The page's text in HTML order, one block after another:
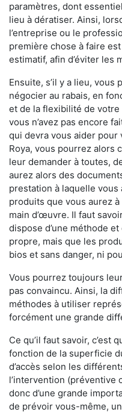
paramètres, dont
lieu à dératiser. Ainsi,
l’entreprise ou le
première chose à faire
estimatif, afin d’éviter les
Ensuite, s’il y a lieu,
négocier au rabais, en
et de la flexibilité de
vous n’avez pas encore
qui devra vous aider
Roya, vous pourrez alors
leur demander à toutes,
aurez alors des
prestation à laquelle
produits que vous aurez
main d’œuvre. Il faut
dispose d’une méthode
propre, mais que les
bios et sans danger, ni
Vous pourrez toujours
pas convaincu. Ainsi, la
méthodes à utiliser
forcément une grande
Ce qu’il faut savoir, c’est
fonction de la superficie
d’accès selon les
l’intervention (préventive
donc d’une grande
de prévoir vous-même,